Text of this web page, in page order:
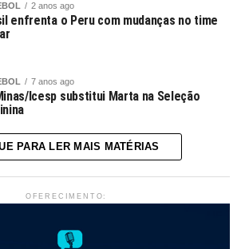
2 anos ago
enfrenta o Peru com mudanças no time
7 anos ago
Icesp substitui Marta na Seleção
PARA LER MAIS MATÉRIAS
OFERECIMENTO: